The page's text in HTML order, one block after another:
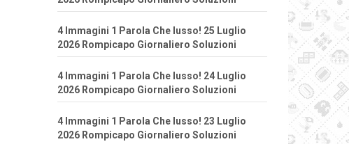
4 Immagini 1 Parola Che lusso! 25 Luglio
2026 Rompicapo Giornaliero Soluzioni
4 Immagini 1 Parola Che lusso! 24 Luglio
2026 Rompicapo Giornaliero Soluzioni
4 Immagini 1 Parola Che lusso! 23 Luglio
2026 Rompicapo Giornaliero Soluzioni